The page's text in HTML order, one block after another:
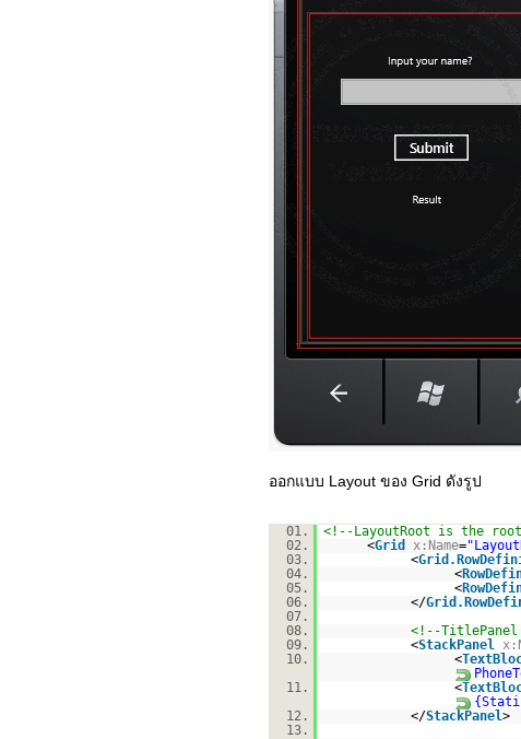
ออกแบบ Layout ของ Grid ดังรูป
01.
<!--LayoutRoot is the
02.
<Grid x:Name=
03.
<
04.
<
05.
<
06.
</
07.
08.
<!--TitlePanel
09.
<StackPanel
10.
<
11.
<
12.
</StackPanel>
13.